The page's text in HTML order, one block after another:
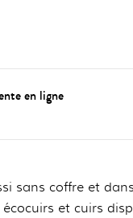
en ligne
sans coffre et
et cuirs